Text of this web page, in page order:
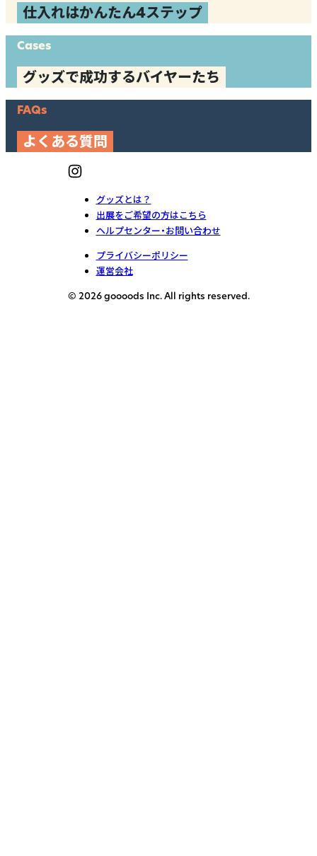
仕入れはかんたん4ステップ
Cases
グッズで成功するバイヤーたち
FAQs
よくある質問
グッズとは？
出展をご希望の方はこちら
ヘルプセンター・お問い合わせ
プライバシーポリシー
運営会社
© 2026 goooods Inc. All rights reserved.